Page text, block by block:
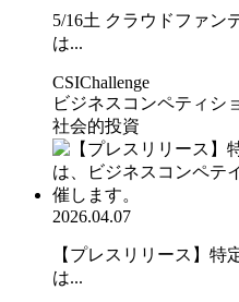
5/16土 クラウドファン
は...
CSIChallenge
ビジネスコンペティシ
社会的投資
2026.04.07
【プレスリリース】特
は...